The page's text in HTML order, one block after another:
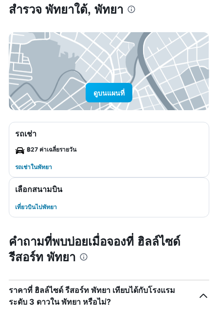
สำรวจ พัทยาใต้, พัทยา
ดูบนแผนที่
รถเช่า
฿27 ค่าเฉลี่ยรายวัน
รถเช่าในพัทยา
เลือกสนามบิน
เที่ยวบินไปพัทยา
คำถามที่พบบ่อยเมื่อจองที่ ฮิลล์ไซด์
รีสอร์ท พัทยา
ราคาที่ ฮิลล์ไซด์ รีสอร์ท พัทยา เทียบได้กับโรงแรม
ระดับ 3 ดาวใน พัทยา หรือไม่?